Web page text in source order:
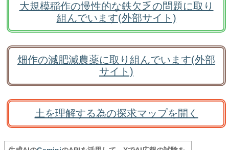
大規模稲作の慢性的な鉄欠乏の問題に取り
組んでいます(外部サイト)
畑作の減肥減農薬に取り組んでいます(外部
サイト)
土を理解する為の探求マップを開く